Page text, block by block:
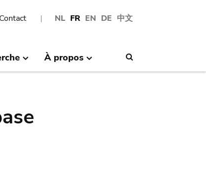
NL FR EN DE 中文
Contact
À propos